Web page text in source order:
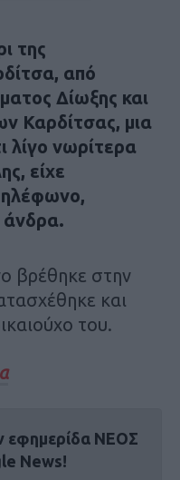
της
από
Δίωξης και
Καρδίτσας, μια
λίγο νωρίτερα
είχε
άνδρα.
βρέθηκε στην
και
του.
εφημερίδα ΝΕΟΣ
News!